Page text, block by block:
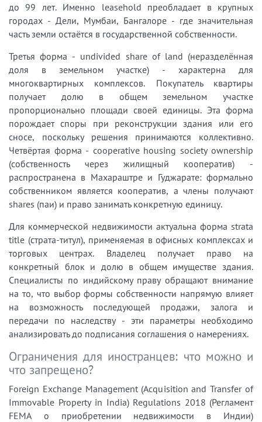
до 99 лет. Именно leasehold преобладает в крупных
городах - Дели, Мумбаи, Бангалоре - где значительная
часть земли остаётся в государственной собственности.
Третья форма - undivided share of land (неразделённая
доля в земельном участке) - характерна для
многоквартирных комплексов. Покупатель квартиры
получает долю в общем земельном участке
пропорционально площади своей единицы. Эта форма
порождает споры при реконструкции здания или его
сносе, поскольку решения принимаются коллективно.
Четвёртая форма - cooperative housing society ownership
(собственность через жилищный кооператив) -
распространена в Махараштре и Гуджарате: формально
собственником является кооператив, а члены получают
shares (паи) и право занимать конкретную единицу.
Для коммерческой недвижимости актуальна форма strata
title (страта-титул), применяемая в офисных комплексах и
торговых центрах. Владелец получает право на
конкретный блок и долю в общем имуществе здания.
Специалисты по индийскому праву обращают внимание
на то, что выбор формы собственности напрямую влияет
на возможность последующей продажи, залога и
передачи по наследству - эти параметры необходимо
анализировать до подписания соглашения о намерениях.
Ограничения для иностранцев: что можно и
что запрещено?
Foreign Exchange Management (Acquisition and Transfer of
Immovable Property in India) Regulations 2018 (Регламент
FEMA о приобретении недвижимости в Индии)